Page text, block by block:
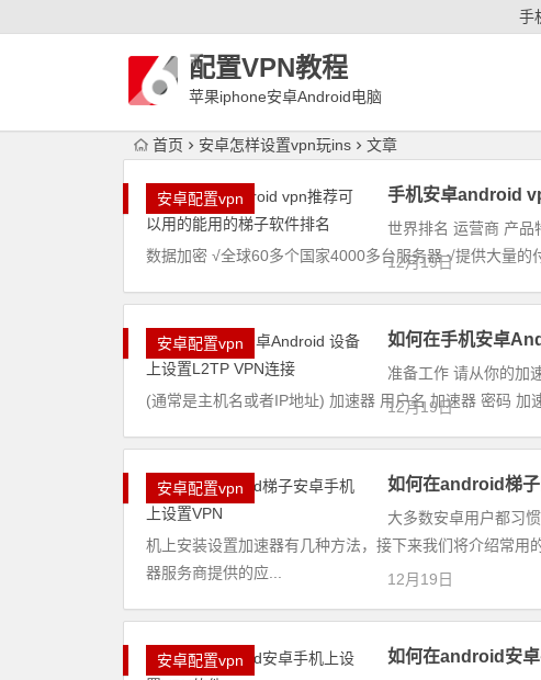
手
配置VPN教程
苹果iphone安卓Android电脑
首页 安卓怎样设置vpn玩ins 文章
安卓配置vpn 手机安卓android
世界排名 运营商 产品
数据加密 √全球60多个国家4000多台服务器 √提供大量的
12月19日
安卓配置vpn 如何在手机安卓
准备工作 请从你的加
(通常是主机名或者IP地址) 加速器 用户名 加速器 密码 加
12月19日
安卓配置vpn 如何在android梯
大多数安卓用户都习
机上安装设置加速器有几种方法，接下来我们将介绍常
器服务商提供的应...
12月19日
安卓配置vpn 如何在android安